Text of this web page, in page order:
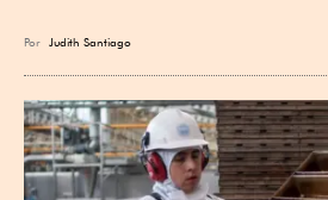
Por Judith Santiago